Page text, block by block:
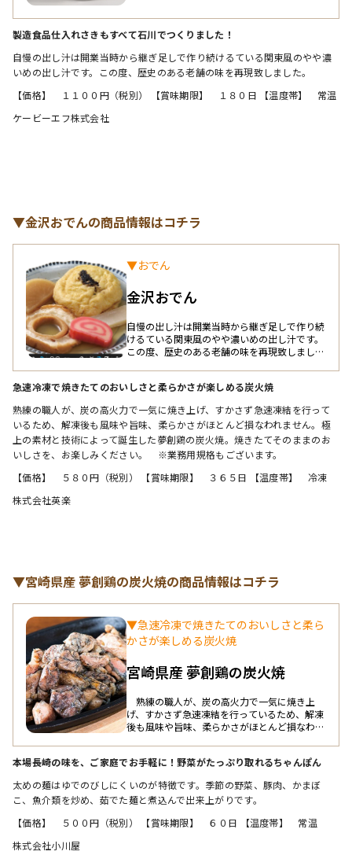
だわり頑固に伝統の味を守り続けています。 ・
当社の製品は100％木樽で漬込んでいます。 ・
耳納連山から湧き出る天然水を使用していま
す。 ・より良い原料を作るために、農家さんと
契約栽培しています。 ・福岡県産（瀬高地区）
の最高級と言われるの高菜を使用しています。
・食べきりサイズの70ｇです。個食やちょっと
した手土産品になります。 ・相性の良い油を使
製造食品仕入れさきもすべて石川でつくりました！
自慢の出し汁は開業当時から継ぎ足しで作り続けるている関東風のやや濃
いめの出し汁です。この度、歴史のある老舗の味を再現致しました。
【価格】　１１００円（税別） 【賞味期限】　１８０日 【温度帯】　常温
ケービーエフ株式会社
▼金沢おでんの商品情報はコチラ
▼おでん
金沢おでん
自慢の出し汁は開業当時から継ぎ足しで作り続
けるている関東風のやや濃いめの出し汁です。
この度、歴史のある老舗の味を再現致しまし
急速冷凍で焼きたてのおいしさと柔らかさが楽しめる炭火焼
熟練の職人が、炭の高火力で一気に焼き上げ、すかさず急速凍結を行って
いるため、解凍後も風味や旨味、柔らかさがほとんど損なわれません。極
上の素材と技術によって誕生した夢創鶏の炭火焼。焼きたてそのままのお
いしさを、お楽しみください。　※業務用規格もございます。
【価格】　５８０円（税別） 【賞味期限】　３６５日 【温度帯】　冷凍
株式会社英楽
▼宮崎県産 夢創鶏の炭火焼の商品情報はコチラ
▼急速冷凍で焼きたてのおいしさと柔ら
かさが楽しめる炭火焼
宮崎県産 夢創鶏の炭火焼
熟練の職人が、炭の高火力で一気に焼き上
げ、すかさず急速凍結を行っているため、解凍
後も風味や旨味、柔らかさがほとんど損なわれ
を、お楽しみください。 ※業務用規格もござ
本場長崎の味を、ご家庭でお手軽に！野菜がたっぷり取れるちゃんぽん
太めの麺はゆでのびしにくいのが特徴です。季節の野菜、豚肉、かまぼ
こ、魚介類を炒め、茹でた麺と煮込んで出来上がりです。
【価格】　５００円（税別） 【賞味期限】　６０日 【温度帯】　常温
株式会社小川屋